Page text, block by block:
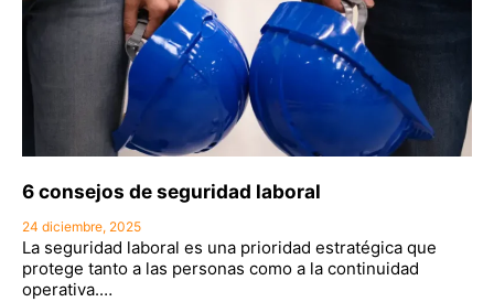
6 consejos de seguridad laboral
24 diciembre, 2025
La seguridad laboral es una prioridad estratégica que
protege tanto a las personas como a la continuidad
operativa.…